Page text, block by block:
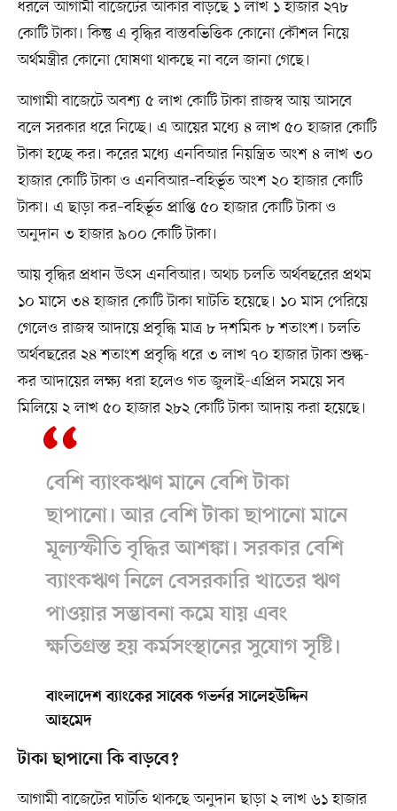
ধরলে আগামী বাজেটের আকার বাড়ছে ১ লাখ ১ হাজার ২৭৮
কোটি টাকা। কিন্তু এ বৃদ্ধির বাস্তবভিত্তিক কোনো কৌশল নিয়ে
অর্থমন্ত্রীর কোনো ঘোষণা থাকছে না বলে জানা গেছে।
আগামী বাজেটে অবশ্য ৫ লাখ কোটি টাকা রাজস্ব আয় আসবে
বলে সরকার ধরে নিচ্ছে। এ আয়ের মধ্যে ৪ লাখ ৫০ হাজার কোটি
টাকা হচ্ছে কর। করের মধ্যে এনবিআর নিয়ন্ত্রিত অংশ ৪ লাখ ৩০
হাজার কোটি টাকা ও এনবিআর–বহির্ভূত অংশ ২০ হাজার কোটি
টাকা। এ ছাড়া কর–বহির্ভূত প্রাপ্তি ৫০ হাজার কোটি টাকা ও
অনুদান ৩ হাজার ৯০০ কোটি টাকা।
আয় বৃদ্ধির প্রধান উৎস এনবিআর। অথচ চলতি অর্থবছরের প্রথম
১০ মাসে ৩৪ হাজার কোটি টাকা ঘাটতি হয়েছে। ১০ মাস পেরিয়ে
গেলেও রাজস্ব আদায়ে প্রবৃদ্ধি মাত্র ৮ দশমিক ৮ শতাংশ। চলতি
অর্থবছরের ২৪ শতাংশ প্রবৃদ্ধি ধরে ৩ লাখ ৭০ হাজার টাকা শুল্ক-
কর আদায়ের লক্ষ্য ধরা হলেও গত জুলাই-এপ্রিল সময়ে সব
মিলিয়ে ২ লাখ ৫০ হাজার ২৮২ কোটি টাকা আদায় করা হয়েছে।
বেশি ব্যাংকঋণ মানে বেশি টাকা
ছাপানো। আর বেশি টাকা ছাপানো মানে
মূল্যস্ফীতি বৃদ্ধির আশঙ্কা। সরকার বেশি
ব্যাংকঋণ নিলে বেসরকারি খাতের ঋণ
পাওয়ার সম্ভাবনা কমে যায় এবং
ক্ষতিগ্রস্ত হয় কর্মসংস্থানের সুযোগ সৃষ্টি।
বাংলাদেশ ব্যাংকের সাবেক গভর্নর সালেহউদ্দিন
আহমেদ
টাকা ছাপানো কি বাড়বে?
আগামী বাজেটের ঘাটতি থাকছে অনুদান ছাড়া ২ লাখ ৬১ হাজার